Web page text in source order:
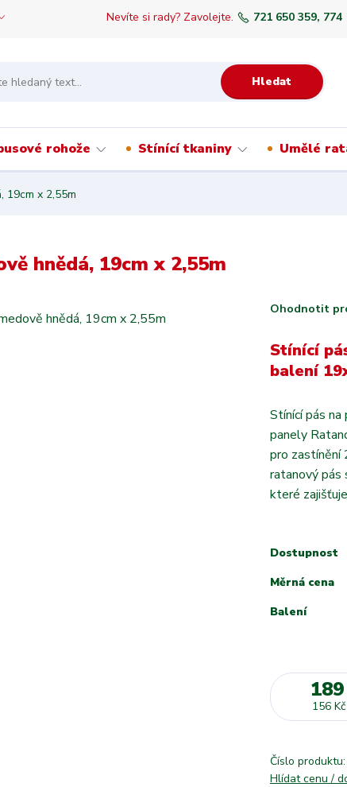
Hledat
Nevíte si rady? Zavolejte. 721 650 359, 774
rohože Stínící tkaniny Umělé
19cm x 2,55m
hnědá, 19cm x 2,55m
Ohodnotit
Stínící
balení
Stínící pás
panely
pro zastínění
ratanový pás
které
Dostupnost
Měrná cena
Balení
156 Kč
Číslo produktu:
Hlídat cenu /